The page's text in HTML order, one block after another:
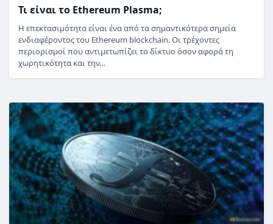
Τι είναι το Ethereum Plasma;
Η επεκτασιμότητα είναι ένα από τα σημαντικότερα σημεία
ενδιαφέροντος του Ethereum blockchain. Οι τρέχοντες
περιορισμοί που αντιμετωπίζει το δίκτυο όσον αφορά τη
χωρητικότητα και την…